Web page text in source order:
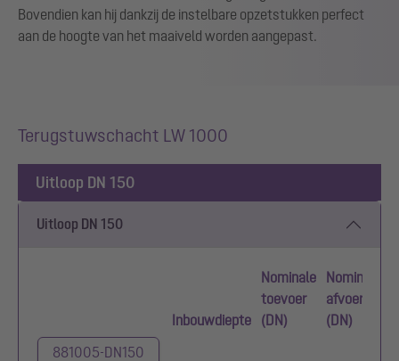
Bovendien kan hij dankzij de instelbare opzetstukken perfect
aan de hoogte van het maaiveld worden aangepast.
Terugstuwschacht LW 1000
Uitloop DN 150
Uitloop DN 150
Inbouwdiepte
Nominale
toevoer
(DN)
Nominale
(DN)
881005-DN150